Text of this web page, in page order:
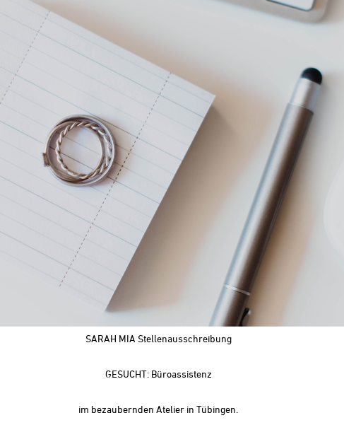
SARAH MIA Stellenausschreibung
GESUCHT: Büroassistenz
im bezaubernden Atelier in Tübingen.